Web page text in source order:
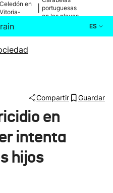
Celedón en
Vitoria-
portuguesas
en las playas
ES
Compartir Guardar
en
intenta
hijos